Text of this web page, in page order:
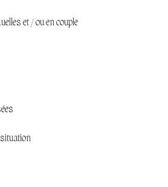
et / ou en couple